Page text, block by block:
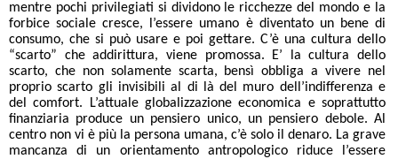
mentre pochi privilegiati si dividono le ricchezze del mondo e la
forbice sociale cresce, l’essere umano è diventato un bene di
consumo, che si può usare e poi gettare. C’è una cultura dello
“scarto” che addirittura, viene promossa. E’ la cultura dello
scarto, che non solamente scarta, bensì obbliga a vivere nel
proprio scarto gli invisibili al di là del muro dell’indifferenza e
del comfort. L’attuale globalizzazione economica e soprattutto
finanziaria produce un pensiero unico, un pensiero debole. Al
centro non vi è più la persona umana, c’è solo il denaro. La grave
mancanza di un orientamento antropologico riduce l’essere